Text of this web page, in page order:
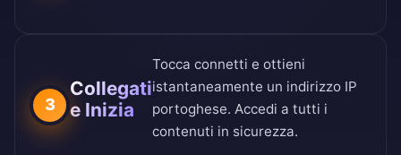
3
Collegati
e Inizia
Tocca connetti e ottieni
istantaneamente un indirizzo IP
portoghese. Accedi a tutti i
contenuti in sicurezza.